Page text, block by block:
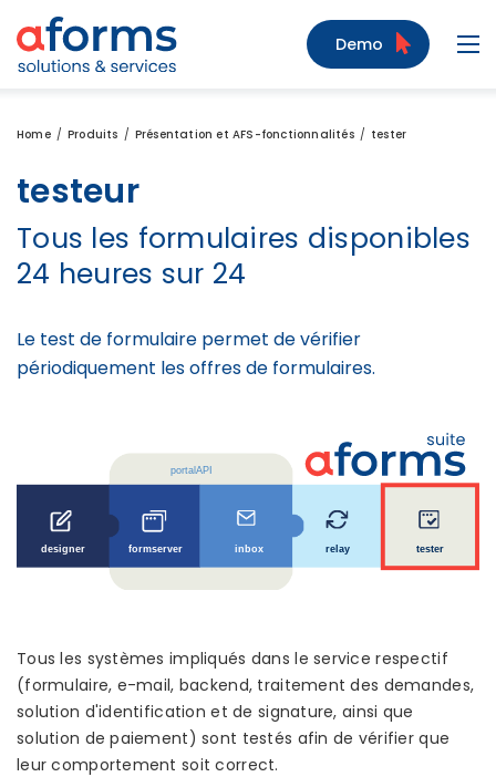
Zum Inhalt
Zum Menü
Zur Suche
Demo
Home Produits Présentation et AFS-fonctionnalités tester
testeur
Tous les formulaires disponibles
24 heures sur 24
Le test de formulaire permet de vérifier
périodiquement les offres de formulaires.
Tous les systèmes impliqués dans le service respectif
(formulaire, e-mail, backend, traitement des demandes,
solution d'identification et de signature, ainsi que
solution de paiement) sont testés afin de vérifier que
leur comportement soit correct.